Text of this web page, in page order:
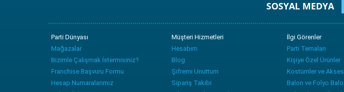
SOSYAL MEDYA
Parti Dünyası
Mağazalar
Bizimle Çalışmak İstermisiniz?
Franchise Başvuru Formu
Hesap Numaralarımız
Müşteri Hizmetleri
Hesabım
Blog
Şifremi Unuttum
Sipariş Takibi
İlgi Görenler
Parti Temaları
Kişiye Özel Ürünler
Kostümler ve
Balon ve Folyo